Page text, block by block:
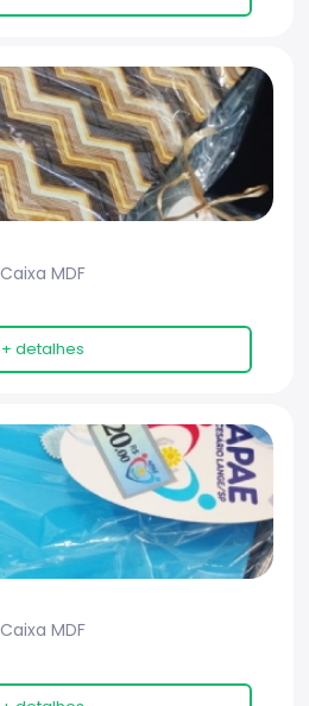
Caixa MDF
+ detalhes
Caixa MDF